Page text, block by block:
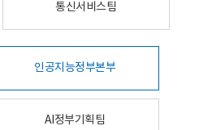
통신서비스팀
인공지능정부본부
AI정부기획팀